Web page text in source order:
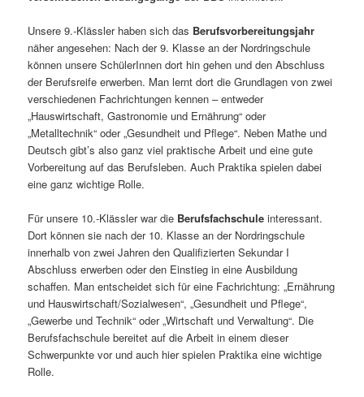
Unsere 9.-Klässler haben sich das Berufsvorbereitungsjahr
näher angesehen: Nach der 9. Klasse an der Nordringschule
können unsere SchülerInnen dort hin gehen und den Abschluss
der Berufsreife erwerben. Man lernt dort die Grundlagen von zwei
verschiedenen Fachrichtungen kennen – entweder
„Hauswirtschaft, Gastronomie und Ernährung“ oder
„Metalltechnik“ oder „Gesundheit und Pflege“. Neben Mathe und
Deutsch gibt’s also ganz viel praktische Arbeit und eine gute
Vorbereitung auf das Berufsleben. Auch Praktika spielen dabei
eine ganz wichtige Rolle.
Für unsere 10.-Klässler war die Berufsfachschuleinteressant.
Dort können sie nach der 10. Klasse an der Nordringschule
innerhalb von zwei Jahren den Qualifizierten Sekundar I
Abschluss erwerben oder den Einstieg in eine Ausbildung
schaffen. Man entscheidet sich für eine Fachrichtung: „Ernährung
und Hauswirtschaft/Sozialwesen“, „Gesundheit und Pflege“,
„Gewerbe und Technik“ oder „Wirtschaft und Verwaltung“. Die
Berufsfachschule bereitet auf die Arbeit in einem dieser
Schwerpunkte vor und auch hier spielen Praktika eine wichtige
Rolle.